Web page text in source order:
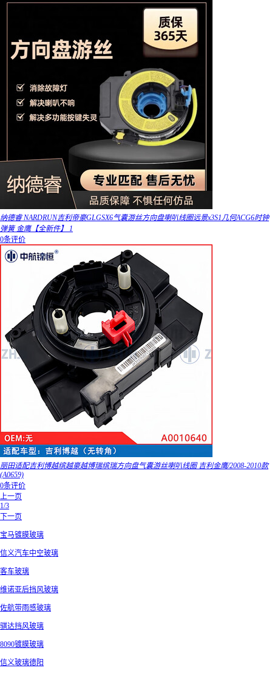
纳德睿 NARDRUN吉利帝豪GLGSX6气囊游丝方向盘喇叭线圈远景x3S1几何ACG6时钟
弹簧 金鹰【全新件】 1
0条评价
丽田适配吉利博越缤越豪越博瑞缤瑞方向盘气囊游丝喇叭线圈 吉利金鹰/2008-2010款
(A0659)
0条评价
上一页
1/3
下一页
宝马镀膜玻璃
信义汽车中空玻璃
客车玻璃
维诺亚后挡风玻璃
佐航带雨感玻璃
骐达挡风玻璃
8090镀膜玻璃
信义玻璃德阳